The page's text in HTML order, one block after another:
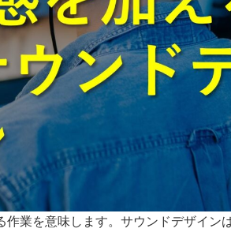
業を意味します。サウンドデザイン